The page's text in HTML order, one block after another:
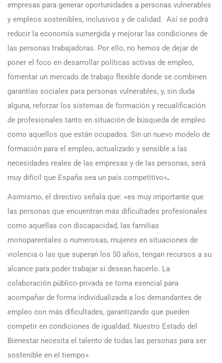
empresas para generar oportunidades a personas vulnerables
y empleos sostenibles, inclusivos y de calidad. Así se podrá
reducir la economía sumergida y mejorar las condiciones de
las personas trabajadoras. Por ello, no hemos de dejar de
poner el foco en desarrollar políticas activas de empleo,
fomentar un mercado de trabajo flexible donde se combinen
garantías sociales para personas vulnerables, y, sin duda
alguna, reforzar los sistemas de formación y recualificación
de profesionales tanto en situación de búsqueda de empleo
como aquellos que están ocupados. Sin un nuevo modelo de
formación para el empleo, actualizado y sensible a las
necesidades reales de las empresas y de las personas, será
muy difícil que España sea un país competitivo».
Asimismo, el directivo señala que: «es muy importante que
las personas que encuentran más dificultades profesionales
como aquellas con discapacidad, las familias
monoparentales o numerosas, mujeres en situaciones de
violencia o las que superan los 50 años, tengan recursos a su
alcance para poder trabajar si desean hacerlo. La
colaboración público-privada se torna esencial para
acompañar de forma individualizada a los demandantes de
empleo con más dificultades, garantizando que pueden
competir en condiciones de igualdad. Nuestro Estado del
Bienestar necesita el talento de todas las personas para ser
sostenible en el tiempo».